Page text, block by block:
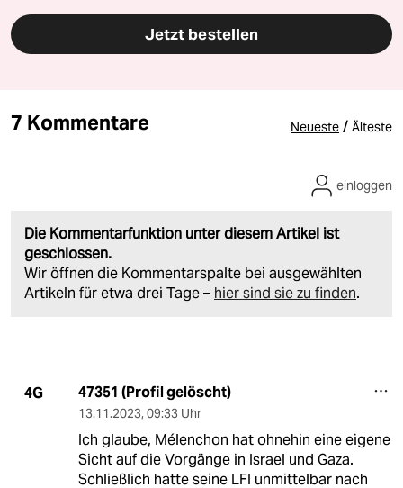
Jetzt bestellen
7 Kommentare Neueste / Älteste
Die Kommentarfunktion unter diesem Artikel ist
geschlossen.
Wir öffnen die Kommentarspalte bei ausgewählten
Artikeln für etwa drei Tage – hier sind sie zu finden.
einloggen
4G 47351 (Profil gelöscht)
13.11.2023, 09:33 Uhr
Ich glaube, Mélenchon hat ohnehin eine eigene
Sicht auf die Vorgänge in Israel und Gaza.
Schließlich hatte seine LFI unmittelbar nach